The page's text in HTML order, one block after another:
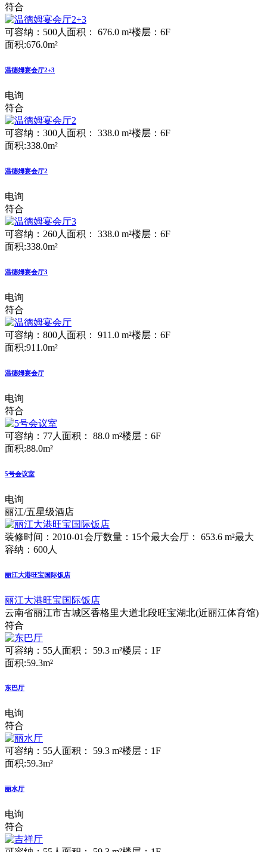
符合
可容纳：500人 面积： 676.0 m²楼层：6F
面积:676.0m²
温德姆宴会厅2+3
电询
符合
可容纳：300人 面积： 338.0 m²楼层：6F
面积:338.0m²
温德姆宴会厅2
电询
符合
可容纳：260人 面积： 338.0 m²楼层：6F
面积:338.0m²
温德姆宴会厅3
电询
符合
可容纳：800人 面积： 911.0 m²楼层：6F
面积:911.0m²
温德姆宴会厅
电询
符合
可容纳：77人 面积： 88.0 m²楼层：6F
面积:88.0m²
5号会议室
电询
丽江/五星级酒店
装修时间：2010-01会厅数量：15个最大会厅： 653.6 m²最大
容纳：600人
丽江大港旺宝国际饭店
丽江大港旺宝国际饭店
云南省丽江市古城区香格里大道北段旺宝湖北(近丽江体育馆)
符合
可容纳：55人 面积： 59.3 m²楼层：1F
面积:59.3m²
东巴厅
电询
符合
可容纳：55人面积： 59.3 m²楼层：1F
面积:59.3m²
丽水厅
电询
符合